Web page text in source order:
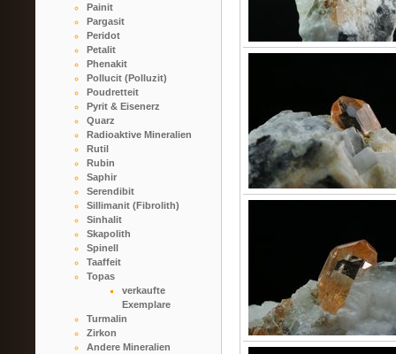
Painit
Pargasit
Peridot
Petalit
Phenakit
Pollucit (Polluzit)
Poudretteit
Pyrit & Eisenerz
Quarz
Radioaktive Mineralien
Rutil
Rubin
Saphir
Serendibit
Sillimanit (Fibrolith)
Sinhalit
Skapolith
Spinell
Taaffeit
Topas
verkaufte
Exemplare
Turmalin
Zirkon
Andere Mineralien